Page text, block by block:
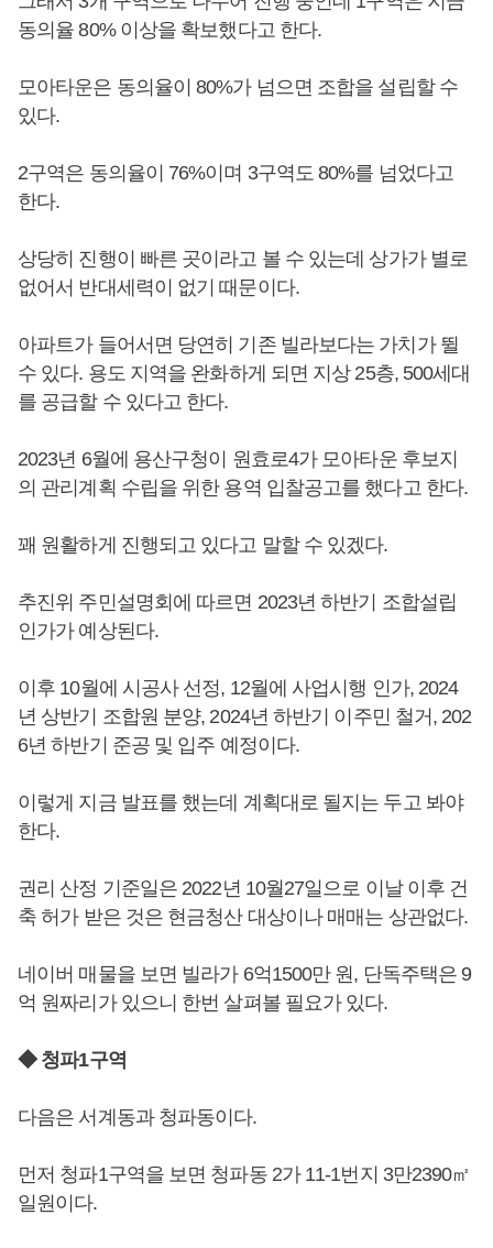
동의율 80% 이상을 확보했다고 한다.
모아타운은 동의율이 80%가 넘으면 조합을 설립할 수
있다.
2구역은 동의율이 76%이며 3구역도 80%를 넘었다고
한다.
상당히 진행이 빠른 곳이라고 볼 수 있는데 상가가 별로
없어서 반대세력이 없기 때문이다.
아파트가 들어서면 당연히 기존 빌라보다는 가치가 뛸
수 있다. 용도 지역을 완화하게 되면 지상 25층, 500세대
를 공급할 수 있다고 한다.
2023년 6월에 용산구청이 원효로4가 모아타운 후보지
의 관리계획 수립을 위한 용역 입찰공고를 했다고 한다.
꽤 원활하게 진행되고 있다고 말할 수 있겠다.
추진위 주민설명회에 따르면 2023년 하반기 조합설립
인가가 예상된다.
이후 10월에 시공사 선정, 12월에 사업시행 인가, 2024
년 상반기 조합원 분양, 2024년 하반기 이주민 철거, 202
6년 하반기 준공 및 입주 예정이다.
이렇게 지금 발표를 했는데 계획대로 될지는 두고 봐야
한다.
권리 산정 기준일은 2022년 10월27일으로 이날 이후 건
축 허가 받은 것은 현금청산 대상이나 매매는 상관없다.
네이버 매물을 보면 빌라가 6억1500만 원, 단독주택은 9
억 원짜리가 있으니 한번 살펴볼 필요가 있다.
◆ 청파1구역
다음은 서계동과 청파동이다.
먼저 청파1구역을 보면 청파동 2가 11-1번지 3만2390㎡
일원이다.